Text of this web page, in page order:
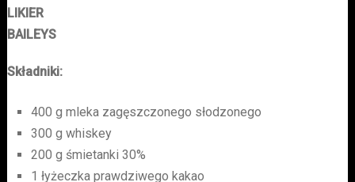
LIKIER
BAILEYS
Składniki:
400 g mleka zagęszczonego słodzonego
300 g whiskey
200 g śmietanki 30%
1 łyżeczka prawdziwego kakao